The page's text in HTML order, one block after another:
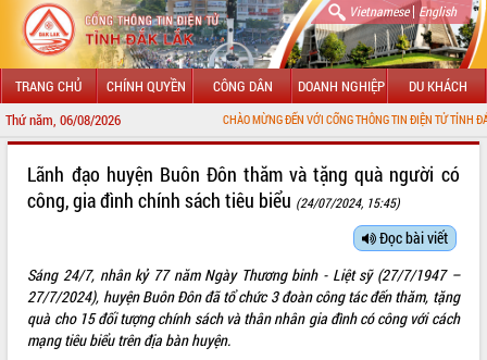
Vietnamese| English
TRANG CHỦ CHÍNH QUYỀN CÔNG DÂN DOANH NGHIỆP DU KHÁCH
Thứ năm, 06/08/2026 CHÀO MỪNG ĐẾN VỚI CỔNG THÔNG TIN ĐIỆN TỬ TỈNH ĐẮK LẮK
LÃNH ĐẠO UBND TỈNH
SỞ, BAN, NGÀNH
UBND CÁC XÃ, PHƯỜNG
Lãnh đạo huyện Buôn Đôn thăm và tặng quà người có
công, gia đình chính sách tiêu biểu (24/07/2024, 15:45)
Đọc bài viết
Sáng 24/7, nhân kỷ 77 năm Ngày Thương binh - Liệt sỹ (27/7/1947 –
27/7/2024), huyện Buôn Đôn đã tổ chức 3 đoàn công tác đến thăm, tặng
quà cho 15 đối tượng chính sách và thân nhân gia đình có công với cách
mạng tiêu biểu trên địa bàn huyện.